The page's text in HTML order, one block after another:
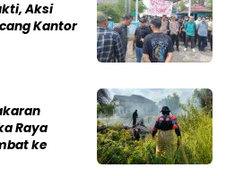
Aksi
Kantor
Raya
ke